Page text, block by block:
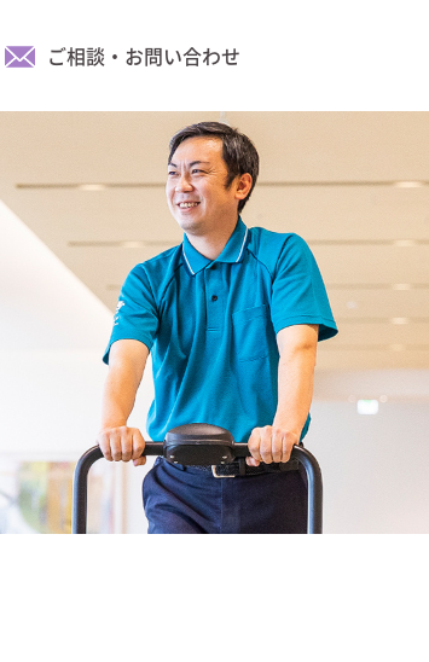
ご相談・お問い合わせ